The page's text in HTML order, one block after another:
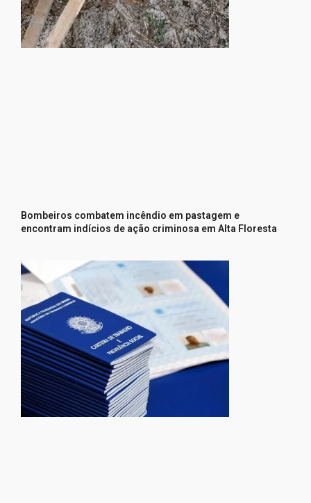
Bombeiros combatem incêndio em pastagem e
encontram indícios de ação criminosa em Alta Floresta